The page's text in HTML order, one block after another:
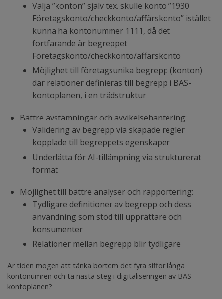
Välja ”konton” själv tex. skulle konto ”1930
Företagskonto/checkkonto/affärskonto” istället
kunna ha kontonummer 1111, då det
fortfarande är begreppet
Företagskonto/checkkonto/affärskonto
Möjlighet till företagsunika begrepp (konton)
där relationer definieras till begrepp i BAS-
kontoplanen, i en trädstruktur
Bättre avstämningar och avvikelsehantering:
Validering av begrepp via skapade regler
kopplade till begreppets egenskaper
Underlätta för AI-tillämpning via strukturerat
format
Möjlighet till bättre analyser och rapportering:
Tydligare definitioner av begrepp och dess
användning som stöd till upprättare och
konsumenter
Relationer mellan begrepp blir tydligare
Är tiden mogen att tänka bortom det fyra siffor långa
kontonumren och ta nästa steg i digitaliseringen av BAS-
kontoplanen?